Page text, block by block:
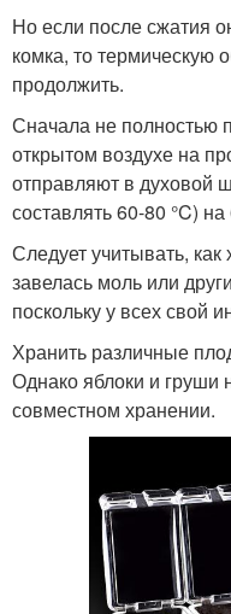
Но если после сжатия
комка, то термическую
продолжить.
Сначала не полностью
открытом воздухе на
отправляют в духовой
составлять 60-80 °C)
Следует учитывать,
завелась моль или
поскольку у всех свой
Хранить различные
Однако яблоки и груши
совместном хранении.